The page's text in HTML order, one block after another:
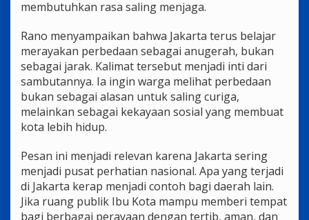
membutuhkan rasa saling menjaga.
Rano menyampaikan bahwa Jakarta terus belajar
merayakan perbedaan sebagai anugerah, bukan
sebagai jarak. Kalimat tersebut menjadi inti dari
sambutannya. Ia ingin warga melihat perbedaan
bukan sebagai alasan untuk saling curiga,
melainkan sebagai kekayaan sosial yang membuat
kota lebih hidup.
Pesan ini menjadi relevan karena Jakarta sering
menjadi pusat perhatian nasional. Apa yang terjadi
di Jakarta kerap menjadi contoh bagi daerah lain.
Jika ruang publik Ibu Kota mampu memberi tempat
bagi berbagai perayaan dengan tertib, aman, dan